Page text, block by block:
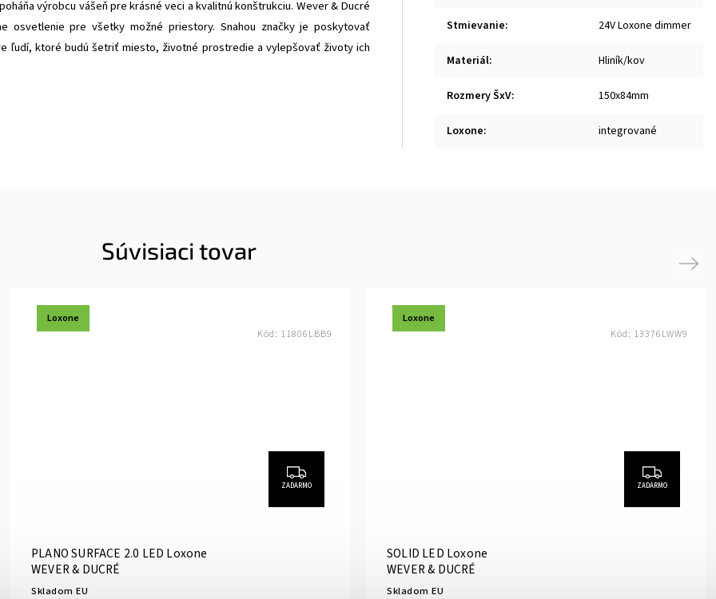
výrobcu vášeň pre krásné veci a kvalitnú konštrukciu. Wever & Ducré
osvetlenie pre všetky možné priestory. Snahou značky je poskytovať
ľudí, ktoré budú šetriť miesto, životné prostredie a vylepšovať životy ich
Stmievanie: 24V Loxone dimmer
Materiál: Hliník/kov
Rozmery ŠxV: 150x84mm
Loxone: integrované
Súvisiaci tovar
Loxone
ZADARMO
PLANO SURFACE 2.0 LED Loxone
WEVER & DUCRÉ
Skladom EU
Kód: 11806LBB9
Loxone
ZADARMO
SOLID LED Loxone
WEVER & DUCRÉ
Skladom EU
Kód: 13376LWW9
Next